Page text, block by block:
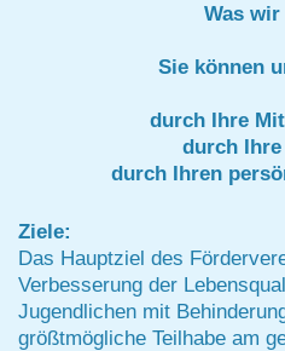
Was
Sie können
durch Ihre
durch Ihre
durch Ihren
Ziele:
Das Hauptziel des
Verbesserung der
Jugendlichen mit
größtmögliche Teilhabe am